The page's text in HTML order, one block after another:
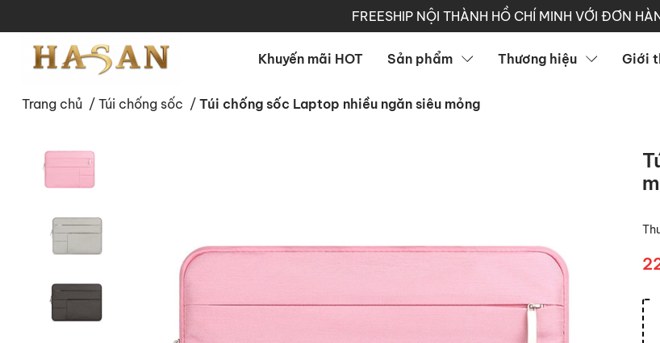
FREESHIP NỘI THÀNH HỒ CHÍ MINH VỚI ĐƠN
Khuyến mãi HOT Sản phẩm Thương hiệu Giới
Trang chủ / Túi chống sốc / Túi chống sốc Laptop nhiều ngăn siêu mỏng